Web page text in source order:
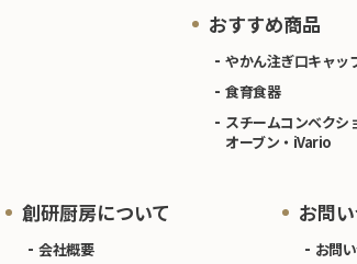
おすすめ商品
やかん注ぎ口キャッ
食育食器
スチームコンベクシ
オーブン・iVario
創研厨房について
会社概要
お問
お問